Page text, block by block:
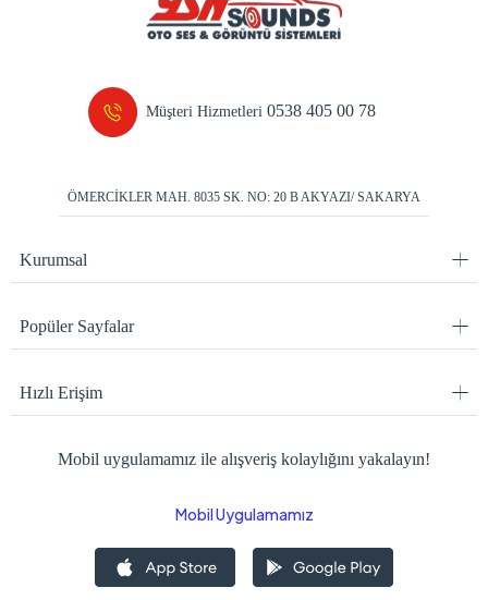
Müşteri Hizmetleri0538 405 00 78
ÖMERCİKLER MAH. 8035 SK. NO: 20 B AKYAZI/ SAKARYA
Kurumsal
Popüler Sayfalar
Hızlı Erişim
Mobil uygulamamız ile alışveriş kolaylığını yakalayın!
Mobil Uygulamamız